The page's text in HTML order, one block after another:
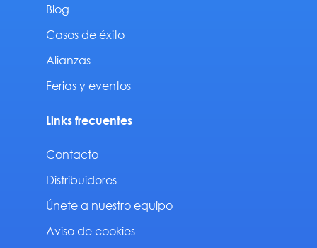
Blog
Casos de éxito
Alianzas
Ferias y eventos
Links frecuentes
Contacto
Distribuidores
Únete a nuestro equipo
Aviso de cookies